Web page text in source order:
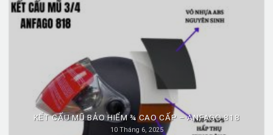
KẾT CẤU MŨ BẢO HIỂM ¾ CAO CẤP – ANFAGO 818
10 Tháng 6, 2025